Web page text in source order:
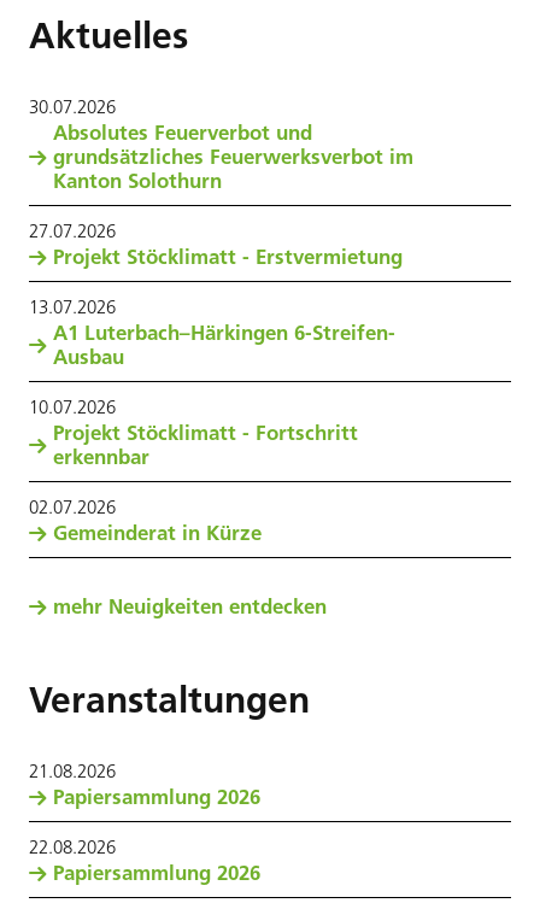
Aktuelles
30.07.2026
Absolutes Feuerverbot und
grundsätzliches Feuerwerksverbot im
Kanton Solothurn
27.07.2026
Projekt Stöcklimatt - Erstvermietung
13.07.2026
A1 Luterbach–Härkingen 6-Streifen-
Ausbau
10.07.2026
Projekt Stöcklimatt - Fortschritt
erkennbar
02.07.2026
Gemeinderat in Kürze
mehr Neuigkeiten entdecken
Veranstaltungen
21.08.2026
Papiersammlung 2026
22.08.2026
Papiersammlung 2026